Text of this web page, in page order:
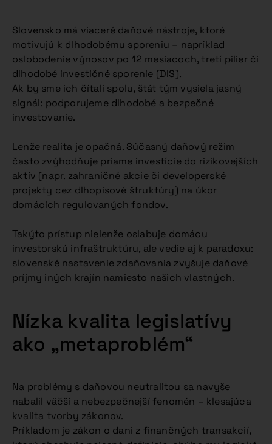
Slovensko má viaceré daňové nástroje, ktoré
motivujú k dlhodobému sporeniu – napríklad
oslobodenie výnosov po 12 mesiacoch, tretí pilier či
dlhodobé investičné sporenie (DIS).
Ak by sme ich čítali spolu, štát tým vysiela jasný
signál: podporujeme dlhodobé a bezpečné
investovanie.
Lenže realita je opačná. Súčasný daňový režim
často zvýhodňuje priame investície do rizikovejších
aktív (napr. zahraničné akcie či developerské
projekty cez dlhopisové štruktúry) na úkor
domácich regulovaných fondov.
Takýto prístup nielenže oslabuje domácu
investorskú infraštruktúru, ale vedie aj k paradoxu:
slovenské nastavenie zdaňovania zvyšuje daňové
príjmy iných krajín namiesto našich vlastných.
Nízka kvalita legislatívy
ako „metaproblém“
Na problémy s daňovou neutralitou sa navyše
nabalil väčší a nebezpečnejší fenomén – klesajúca
kvalita tvorby zákonov.
Príkladom je zákon o dani z finančných transakcií,